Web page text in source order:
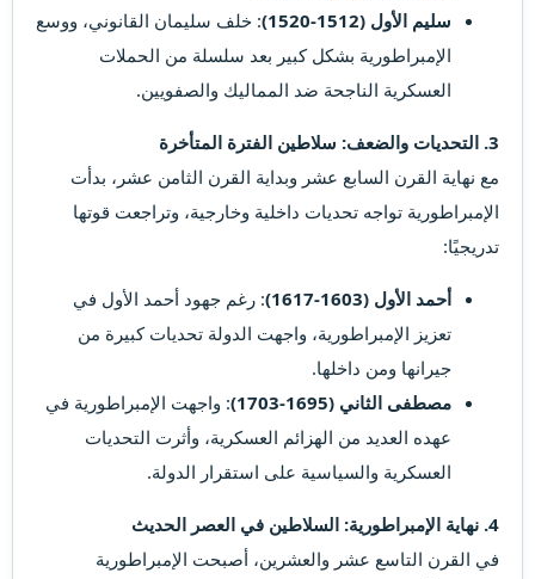
سليم الأول (1512-1520)
: خلف سليمان القانوني، ووسع
الإمبراطورية بشكل كبير بعد سلسلة من الحملات
العسكرية الناجحة ضد المماليك والصفويين.
3. التحديات والضعف: سلاطين الفترة المتأخرة
مع نهاية القرن السابع عشر وبداية القرن الثامن عشر، بدأت
الإمبراطورية تواجه تحديات داخلية وخارجية، وتراجعت قوتها
تدريجيًا:
أحمد الأول (1603-1617)
: رغم جهود أحمد الأول في
تعزيز الإمبراطورية، واجهت الدولة تحديات كبيرة من
جيرانها ومن داخلها.
مصطفى الثاني (1695-1703)
: واجهت الإمبراطورية في
عهده العديد من الهزائم العسكرية، وأثرت التحديات
العسكرية والسياسية على استقرار الدولة.
4. نهاية الإمبراطورية: السلاطين في العصر الحديث
في القرن التاسع عشر والعشرين، أصبحت الإمبراطورية